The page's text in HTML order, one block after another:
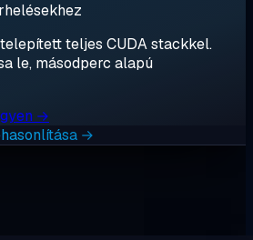
teljes CUDA stackkel.
le, másodperc alapú
→
→